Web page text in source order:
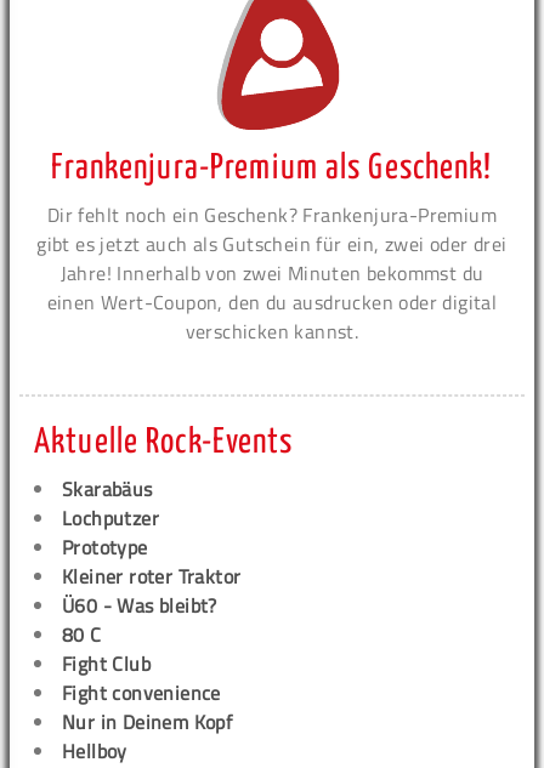
Frankenjura-Premium als Geschenk!
Dir fehlt noch ein Geschenk? Frankenjura-Premium
gibt es jetzt auch als Gutschein für ein, zwei oder drei
Jahre! Innerhalb von zwei Minuten bekommst du
einen Wert-Coupon, den du ausdrucken oder digital
verschicken kannst.
Aktuelle Rock-Events
Skarabäus
Lochputzer
Prototype
Kleiner roter Traktor
Ü60 - Was bleibt?
80 C
Fight Club
Fight convenience
Nur in Deinem Kopf
Hellboy